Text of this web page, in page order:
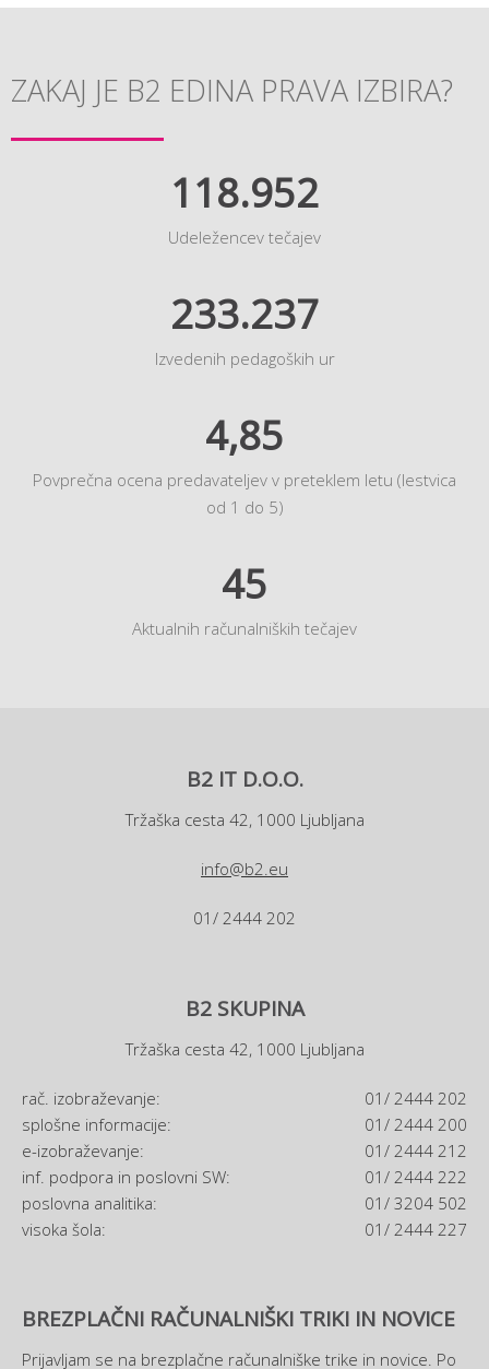
ZAKAJ JE B2 EDINA PRAVA IZBIRA?
118.952
Udeležencev tečajev
233.237
Izvedenih pedagoških ur
4,85
Povprečna ocena predavateljev v preteklem letu (lestvica
od 1 do 5)
45
Aktualnih računalniških tečajev
B2 IT D.O.O.
Tržaška cesta 42, 1000 Ljubljana
info@b2.eu
01/ 2444 202
B2 SKUPINA
Tržaška cesta 42, 1000 Ljubljana
rač. izobraževanje:
01/ 2444 202
splošne informacije:
01/ 2444 200
e-izobraževanje:
01/ 2444 212
inf. podpora in poslovni SW:
01/ 2444 222
poslovna analitika:
01/ 3204 502
visoka šola:
01/ 2444 227
BREZPLAČNI RAČUNALNIŠKI TRIKI IN NOVICE
Prijavljam se na brezplačne računalniške trike in novice. Po